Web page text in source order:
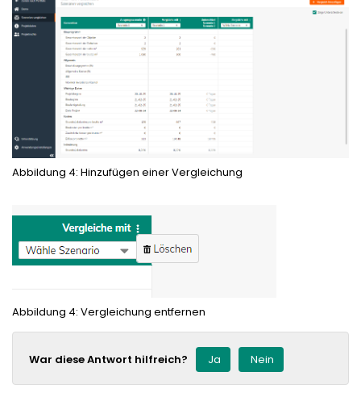
Abbildung 4: Hinzufügen einer Vergleichung
Abbildung 4: Vergleichung entfernen
War diese Antwort hilfreich? Ja Nein